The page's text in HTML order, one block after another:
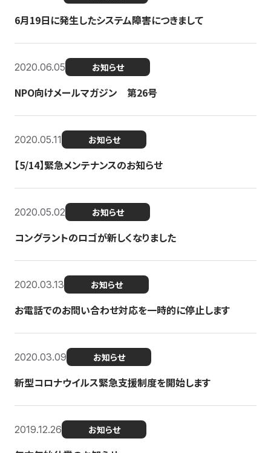
6月19日に発生したシステム障害につきまして
2020.06.05 お知らせ
NPO向けメールマガジン 第26号
2020.05.11 お知らせ
【5/14】緊急メンテナンスのお知らせ
2020.05.02 お知らせ
コングラントのロゴが新しくなりました
2020.03.13 お知らせ
お電話でのお問い合わせ対応を一時的に停止します
2020.03.09 お知らせ
新型コロナウイルス緊急支援制度を開始します
2019.12.26 お知らせ